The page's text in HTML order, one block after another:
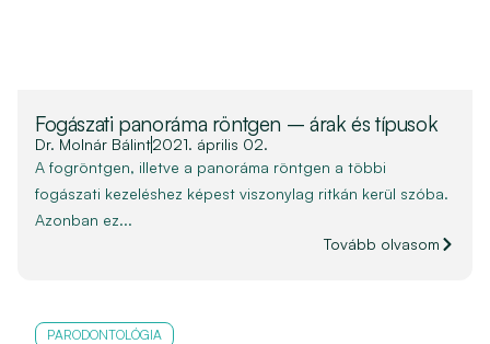
Fogászati panoráma röntgen – árak és típusok
Dr. Molnár Bálint2021. április 02.
A fogröntgen, illetve a panoráma röntgen a többi
fogászati kezeléshez képest viszonylag ritkán kerül szóba.
Azonban ez...
Tovább olvasom
PARODONTOLÓGIA